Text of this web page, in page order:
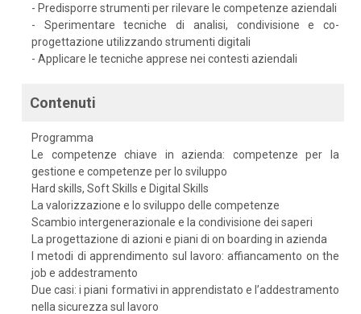
- Predisporre strumenti per rilevare le competenze aziendali
- Sperimentare tecniche di analisi, condivisione e co-
progettazione utilizzando strumenti digitali
- Applicare le tecniche apprese nei contesti aziendali
Contenuti
Programma
Le competenze chiave in azienda: competenze per la
gestione e competenze per lo sviluppo
Hard skills, Soft Skills e Digital Skills
La valorizzazione e lo sviluppo delle competenze
Scambio intergenerazionale e la condivisione dei saperi
La progettazione di azioni e piani di on boarding in azienda
I metodi di apprendimento sul lavoro: affiancamento on the
job e addestramento
Due casi: i piani formativi in apprendistato e l’addestramento
nella sicurezza sul lavoro